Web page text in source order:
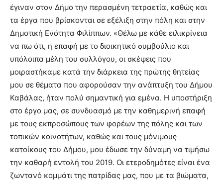
έγιναν στον Δήμο την περασμένη τετραετία, καθώς και
τα έργα που βρίσκονται σε εξέλιξη στην πόλη και στην
Δημοτική Ενότητα Φιλίππων. «Θέλω με κάθε ειλικρίνεια
να πω ότι, η επαφή με το διοικητικό συμβούλιο και
υπόλοιπα μέλη του συλλόγου, οι σκέψεις που
μοιραστήκαμε κατά την διάρκεια της πρώτης θητείας
μου σε θέματα που αφορούσαν την ανάπτυξη του Δήμου
Καβάλας, ήταν πολύ σημαντική για εμένα. Η υποστήριξη
στο έργο μας, σε συνδυασμό με την καθημερινή επαφή
με τους εκπροσώπους των φορέων της πόλης και των
τοπικών κοινοτήτων, καθώς και τους μόνιμους
κατοίκους του Δήμου, μου έδωσε την δύναμη να τιμήσω
την καθαρή εντολή του 2019. Οι ετεροδημότες είναι ένα
ζωντανό κομμάτι της πατρίδας μας, που με τα βιώματα,